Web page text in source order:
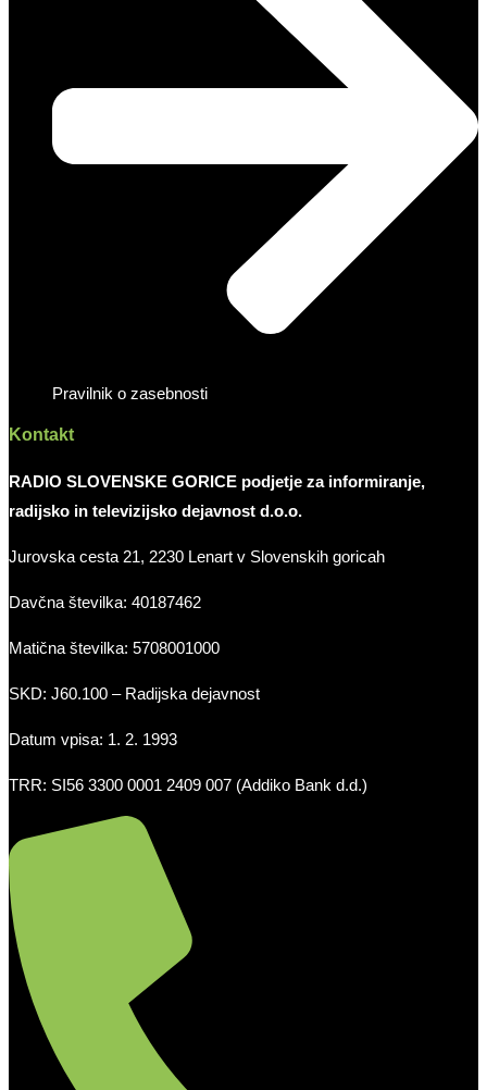
Pravilnik o zasebnosti
Kontakt
RADIO SLOVENSKE GORICE podjetje za informiranje,
radijsko in televizijsko dejavnost d.o.o.
Jurovska cesta 21, 2230 Lenart v Slovenskih goricah
Davčna številka: 40187462
Matična številka: 5708001000
SKD: J60.100 – Radijska dejavnost
Datum vpisa: 1. 2. 1993
TRR: SI56 3300 0001 2409 007 (Addiko Bank d.d.)